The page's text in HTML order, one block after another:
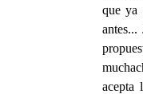
que ya
antes...
acepta